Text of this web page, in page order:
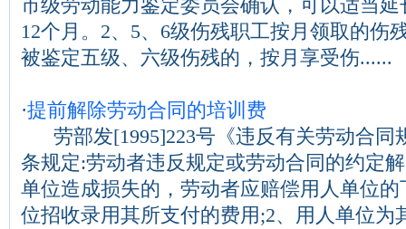
市级劳动能力鉴定委员会确认，可以适当
12个月。2、5、6级伤残职工按月领取的伤
被鉴定五级、六级伤残的，按月享受伤......
·提前解除劳动合同的培训费
劳部发[1995]223号《违反有关劳动合同
条规定:劳动者违反规定或劳动合同的约定
单位造成损失的，劳动者应赔偿用人单位
位招收录用其所支付的费用;2、用人单位为